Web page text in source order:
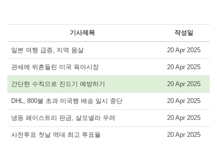
기사제목 작성일
일본 여행 급증, 지역 몸살 20 Apr 2025
관세에 뒤흔들린 미국 육아시장 20 Apr 2025
간단한 수칙으로 진드기 예방하기 20 Apr 2025
DHL, 800불 초과 미국행 배송 일시 중단 20 Apr 2025
냉동 페이스트리 판금, 살모넬라 우려 20 Apr 2025
사전투표 첫날 역대 최고 투표율 20 Apr 2025